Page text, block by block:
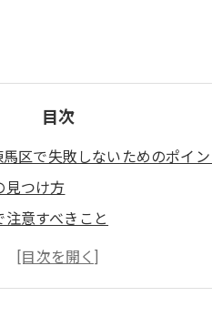
目次
区で失敗しないためのポイン
見つけ方
意すべきこと
める方法